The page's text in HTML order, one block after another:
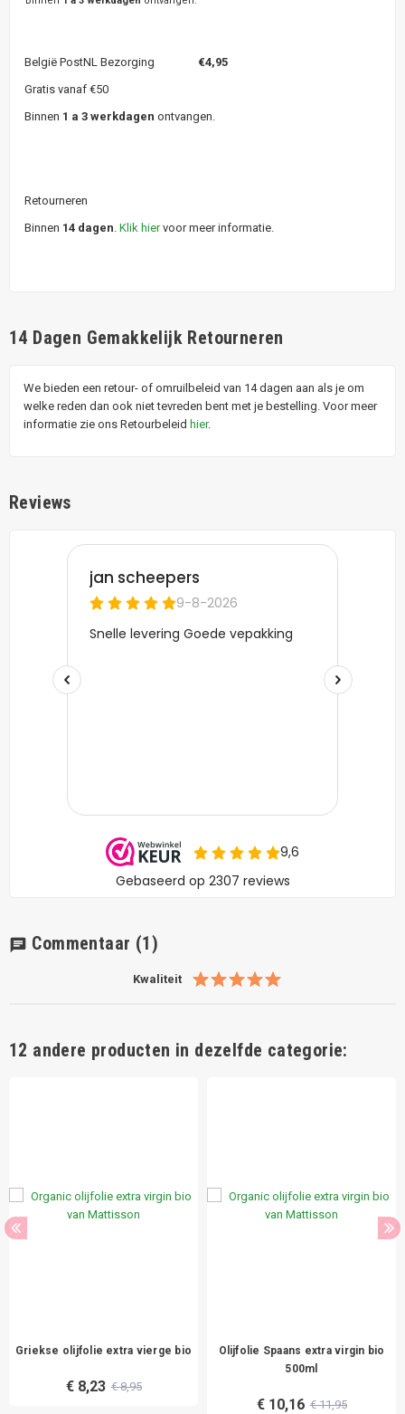
België PostNL Bezorging €4,95
Gratis vanaf €50
Binnen 1 a 3 werkdagen ontvangen.
Retourneren
Binnen 14 dagen Klik hiervoor meer informatie.
14 Dagen Gemakkelijk Retourneren
We bieden een retour- of omruilbeleid van 14 dagen aan als je om
welke reden dan ook niet tevreden bent met je bestelling. Voor meer
informatie zie ons Retourbeleid hier.
Reviews
chat Commentaar (1)
Kwaliteit
12 andere producten in dezelfde categorie:
Griekse olijfolie extra vierge bio
€ 8,23 € 8,95
Olijfolie Spaans extra virgin bio
500ml
€ 10,16 € 11,95